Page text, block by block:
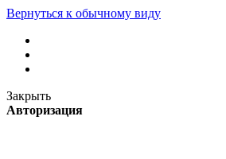
Вернуться к обычному виду
Закрыть
Авторизация